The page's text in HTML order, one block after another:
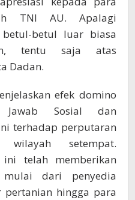
TNI AU. Apalagi
betul-betul luar biasa
tentu saja atas
Dadan.
efek domino
Jawab Sosial dan
terhadap perputaran
wilayah setempat.
telah memberikan
dari penyedia
hingga para